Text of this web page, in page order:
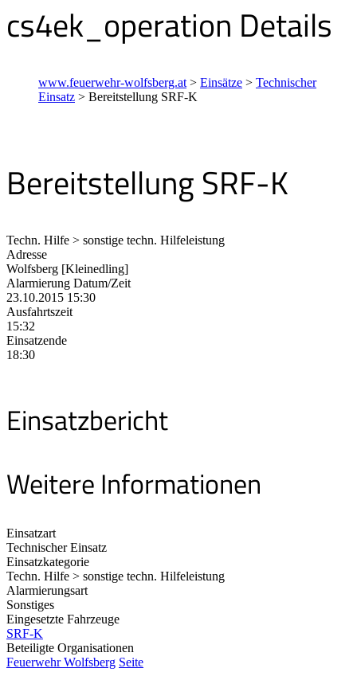
cs4ek_operation Details
www.feuerwehr-wolfsberg.at > Einsätze > Technischer
Einsatz > Bereitstellung SRF-K
Bereitstellung SRF-K
Techn. Hilfe > sonstige techn. Hilfeleistung
Adresse
Wolfsberg [Kleinedling]
Alarmierung Datum/Zeit
23.10.2015 15:30
Ausfahrtszeit
15:32
Einsatzende
18:30
Einsatzbericht
Weitere Informationen
Einsatzart
Technischer Einsatz
Einsatzkategorie
Techn. Hilfe > sonstige techn. Hilfeleistung
Alarmierungsart
Sonstiges
Eingesetzte Fahrzeuge
SRF-K
Beteiligte Organisationen
Feuerwehr Wolfsberg Seite